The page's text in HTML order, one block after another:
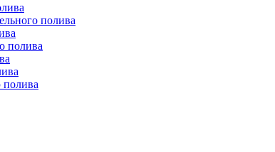
полива
полива
полива